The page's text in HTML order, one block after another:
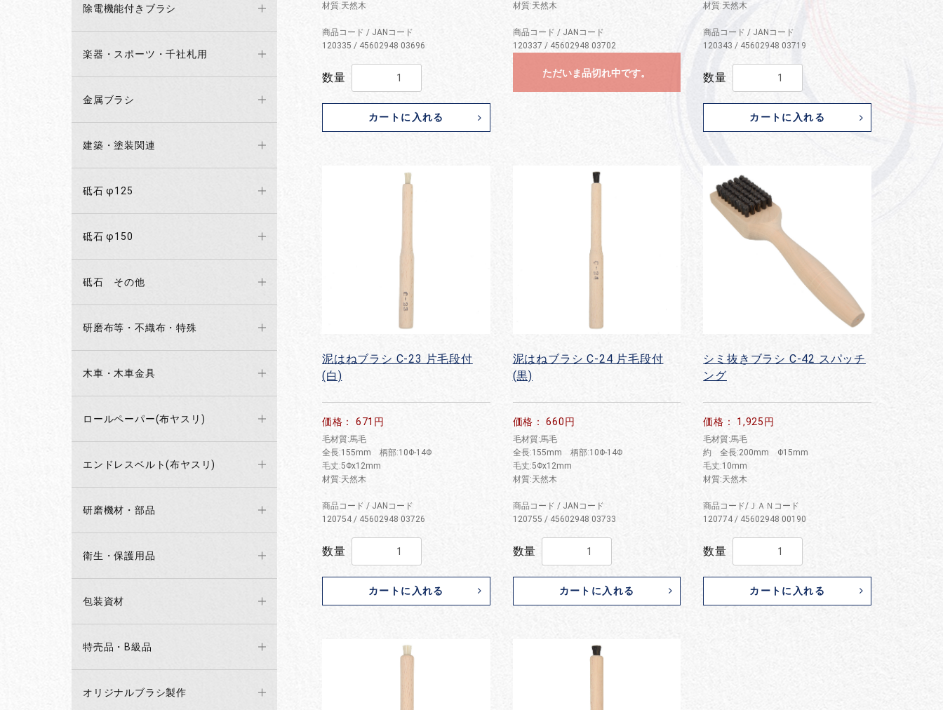
除電機能付きブラシ
楽器・スポーツ・千社札用
金属ブラシ
建築・塗装関連
砥石 φ125
砥石 φ150
砥石 その他
研磨布等・不織布・特殊
木車・木車金具
ロールペーパー(布ヤスリ)
エンドレスベルト(布ヤスリ)
研磨機材・部品
衛生・保護用品
包装資材
特売品・B級品
オリジナルブラシ製作
材質:天然木
商品コード / JANコード
120335 / 45602948 03696
数量
カートに入れる
材質:天然木
商品コード / JANコード
120337 / 45602948 03702
ただいま品切れ中です。
材質:天然木
商品コード / JANコード
120343 / 45602948 03719
数量
カートに入れる
泥はねブラシ C-23 片毛段付
(白)
価格： 671円
毛材質:馬毛
全長:155mm 柄部:10Φ-14Φ
毛丈:5Φx12mm
材質:天然木
商品コード / JANコード
120754 / 45602948 03726
数量
カートに入れる
泥はねブラシ C-24 片毛段付
(黒)
価格： 660円
毛材質:馬毛
全長:155mm 柄部:10Φ-14Φ
毛丈:5Φx12mm
材質:天然木
商品コード / JANコード
120755 / 45602948 03733
数量
カートに入れる
シミ抜きブラシ C-42 スパッチ
ング
価格： 1,925円
毛材質:馬毛
約 全長:200mm Φ15mm
毛丈:10mm
材質:天然木
商品コード/ＪＡＮコード
120774 / 45602948 00190
数量
カートに入れる